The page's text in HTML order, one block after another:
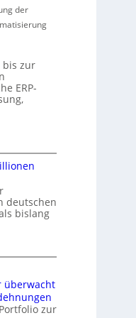
der
bis zur
ERP-
deutschen
bislang
überwacht
zur